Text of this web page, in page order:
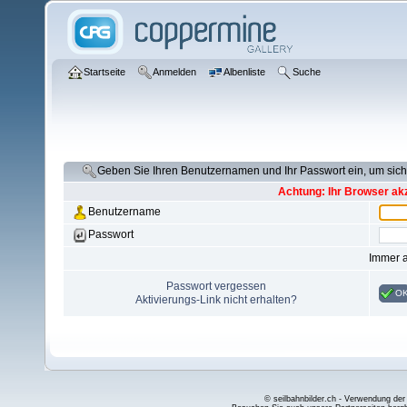
Startseite Anmelden Albenliste Suche
Geben Sie Ihren Benutzernamen und Ihr Passwort ein, um
Achtung: Ihr Browser
Benutzername
Passwort
Immer
Passwort vergessen
Aktivierungs-Link nicht erhalten?
© seilbahnbilder.ch - Verwendung